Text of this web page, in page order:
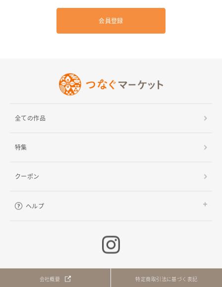
会員登録
全ての作品
特集
クーポン
ヘルプ
会社概要 特定商取引法に基づく表記